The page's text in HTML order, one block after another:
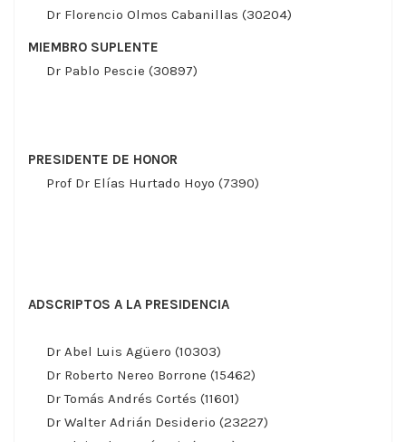
Dr Florencio Olmos Cabanillas (30204)
MIEMBRO SUPLENTE
Dr Pablo Pescie (30897)
PRESIDENTE DE HONOR
Prof Dr Elías Hurtado Hoyo (7390)
ADSCRIPTOS A LA PRESIDENCIA
Dr Abel Luis Agüero (10303)
Dr Roberto Nereo Borrone (15462)
Dr Tomás Andrés Cortés (11601)
Dr Walter Adrián Desiderio (23227)